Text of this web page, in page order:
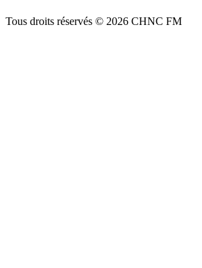
Tous droits réservés © 2026 CHNC FM